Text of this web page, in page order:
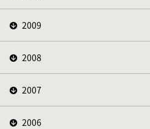
2009
2008
2007
2006